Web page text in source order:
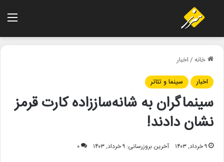
خانه/اخبار
اخبار
سینما و تئاتر
سینماگران به شانه‌ساززاده کارت قرمز
نشان دادند!
۹ خرداد, ۱۴۰۳ آخرین بروزرسانی: ۹ خرداد, ۱۴۰۳ ۰